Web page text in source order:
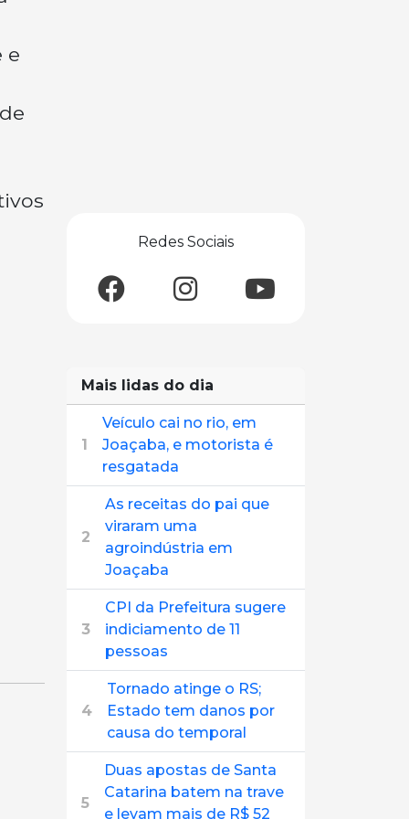
e
Redes Sociais
Mais lidas do dia
1
Veículo cai no rio, em
Joaçaba, e motorista é
resgatada
2
As receitas do pai que
viraram uma
agroindústria em
Joaçaba
3
CPI da Prefeitura sugere
indiciamento de 11
pessoas
4
Tornado atinge o RS;
Estado tem danos por
causa do temporal
5
Duas apostas de Santa
Catarina batem na trave
e levam mais de R$ 52